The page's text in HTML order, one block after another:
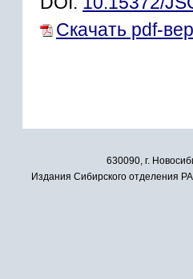
Скачать pdf-
630090, г.
Издания Сибирского отделения